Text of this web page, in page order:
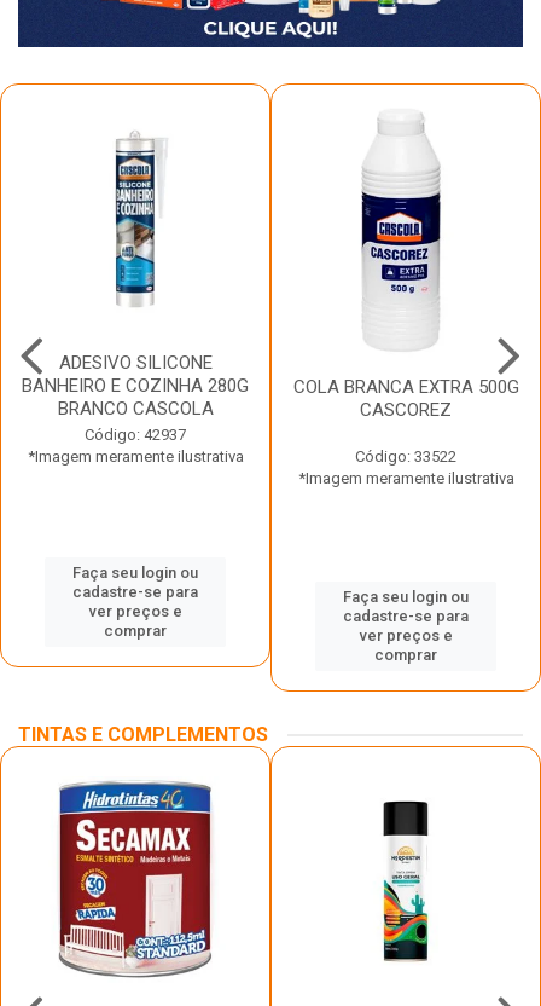
ADESIVO SILICONE
BANHEIRO E COZINHA 280G
BRANCO CASCOLA
Código: 42937
*Imagem meramente ilustrativa
Faça seu login ou
cadastre-se para
ver preços e
comprar
COLA BRANCA EXTRA 500G
CASCOREZ
Código: 33522
*Imagem meramente ilustrativa
Faça seu login ou
cadastre-se para
ver preços e
comprar
TINTAS E COMPLEMENTOS